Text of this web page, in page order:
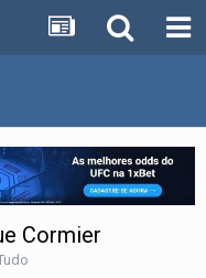
Cormier